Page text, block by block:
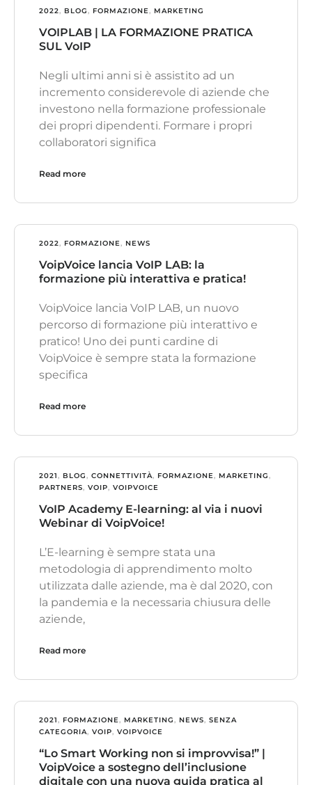
2022, BLOG, FORMAZIONE, MARKETING
VOIPLAB | LA FORMAZIONE PRATICA
SUL VoIP
Negli ultimi anni si è assistito ad un
incremento considerevole di aziende che
investono nella formazione professionale
dei propri dipendenti. Formare i propri
collaboratori significa
Read more
2022, FORMAZIONE, NEWS
VoipVoice lancia VoIP LAB: la
formazione più interattiva e pratica!
VoipVoice lancia VoIP LAB, un nuovo
percorso di formazione più interattivo e
pratico! Uno dei punti cardine di
VoipVoice è sempre stata la formazione
specifica
Read more
2021, BLOG, CONNETTIVITÀ, FORMAZIONE, MARKETING,
PARTNERS, VOIP, VOIPVOICE
VoIP Academy E-learning: al via i nuovi
Webinar di VoipVoice!
L’E-learning è sempre stata una
metodologia di apprendimento molto
utilizzata dalle aziende, ma è dal 2020, con
la pandemia e la necessaria chiusura delle
aziende,
Read more
2021, FORMAZIONE, MARKETING, NEWS, SENZA
CATEGORIA, VOIP, VOIPVOICE
“Lo Smart Working non si improvvisa!” |
VoipVoice a sostegno dell’inclusione
digitale con una nuova guida pratica al